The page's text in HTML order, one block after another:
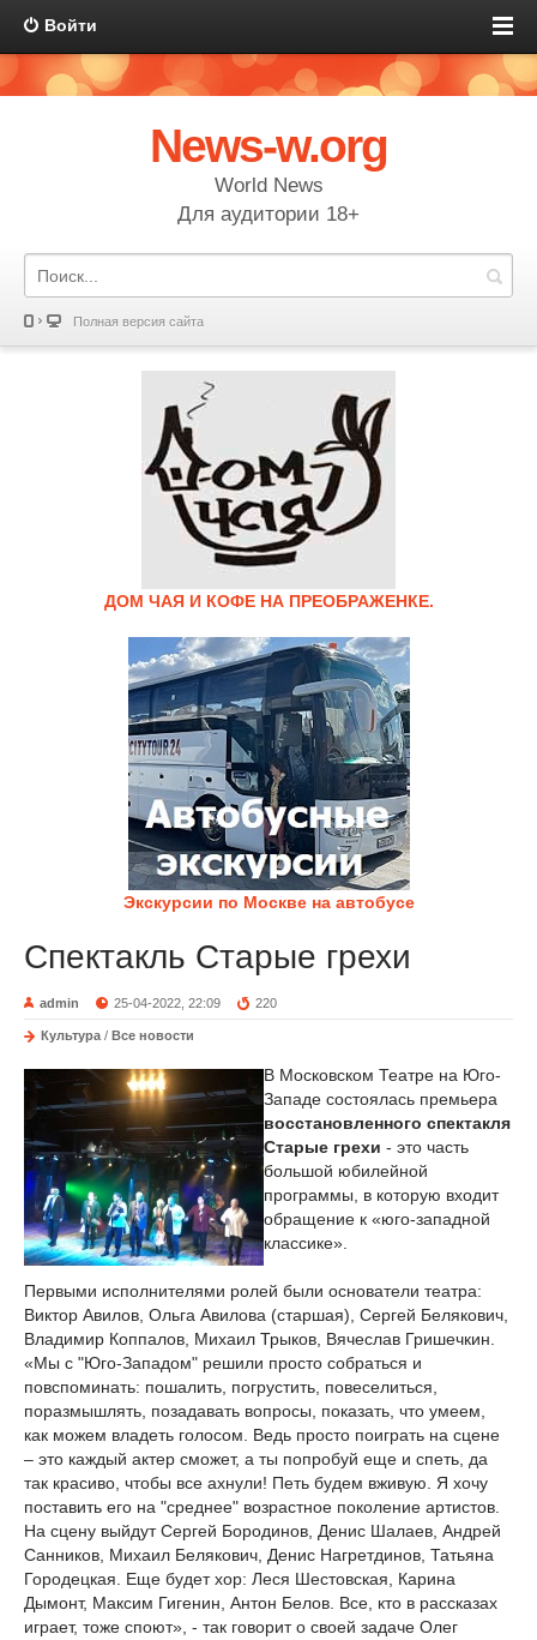
Войти
News-w.org
World News
Для аудитории 18+
Полная версия сайта
ДОМ ЧАЯ И КОФЕ НА ПРЕОБРАЖЕНКЕ.
Экскурсии по Москве на автобусе
Спектакль Старые грехи
admin 25-04-2022, 22:09 220
Культура / Все новости
В Московском Театре на Юго-
Западе состоялась премьера
восстановленного спектакля
Старые грехи - это часть
большой юбилейной
программы, в которую входит
обращение к «юго-западной
классике».
Первыми исполнителями ролей были основатели театра:
Виктор Авилов, Ольга Авилова (старшая), Сергей Белякович,
Владимир Коппалов, Михаил Трыков, Вячеслав Гришечкин.
«Мы с "Юго-Западом" решили просто собраться и
повспоминать: пошалить, погрустить, повеселиться,
поразмышлять, позадавать вопросы, показать, что умеем,
как можем владеть голосом. Ведь просто поиграть на сцене
– это каждый актер сможет, а ты попробуй еще и спеть, да
так красиво, чтобы все ахнули! Петь будем вживую. Я хочу
поставить его на "среднее" возрастное поколение артистов.
На сцену выйдут Сергей Бородинов, Денис Шалаев, Андрей
Санников, Михаил Белякович, Денис Нагретдинов, Татьяна
Городецкая. Еще будет хор: Леся Шестовская, Карина
Дымонт, Максим Гигенин, Антон Белов. Все, кто в рассказах
играет, тоже споют», - так говорит о своей задаче Олег